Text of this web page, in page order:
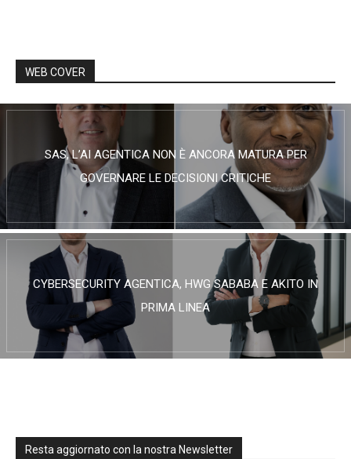
WEB COVER
SAS, L’AI AGENTICA NON È ANCORA MATURA PER
GOVERNARE LE DECISIONI CRITICHE
CYBERSECURITY AGENTICA, HWG SABABA E AKITO IN
PRIMA LINEA
Resta aggiornato con la nostra Newsletter